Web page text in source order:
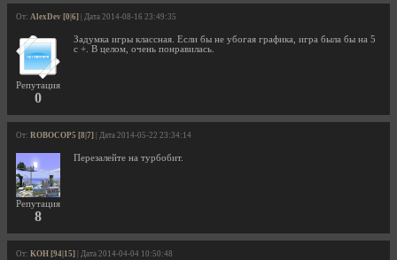
От: AlexDev [0|6] | Дата 2014-08-16 23:49:35
Репутация
0
Задумка игры классная. Если бы не убогая графика, игра была бы на 5
с +. В целом, очень понравилась.
От: ROBOCOP5 [8|7] | Дата 2014-05-22 23:34:14
Репутация
8
Перезалейте на турбобит.
От: KOH [94|15] | Дата 2014-04-04 10:50:48